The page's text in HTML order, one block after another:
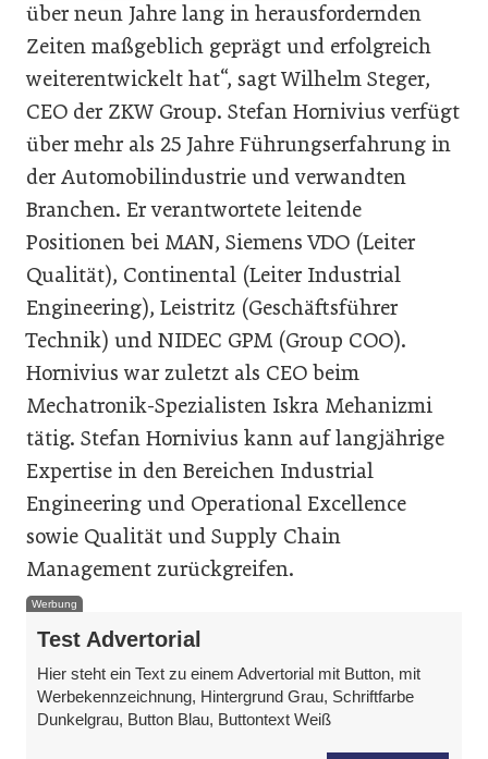
über neun Jahre lang in herausfordernden
Zeiten maßgeblich geprägt und erfolgreich
weiterentwickelt hat“, sagt Wilhelm Steger,
CEO der ZKW Group. Stefan Hornivius verfügt
über mehr als 25 Jahre Führungserfahrung in
der Automobilindustrie und verwandten
Branchen. Er verantwortete leitende
Positionen bei MAN, Siemens VDO (Leiter
Qualität), Continental (Leiter Industrial
Engineering), Leistritz (Geschäftsführer
Technik) und NIDEC GPM (Group COO).
Hornivius war zuletzt als CEO beim
Mechatronik-Spezialisten Iskra Mehanizmi
tätig. Stefan Hornivius kann auf langjährige
Expertise in den Bereichen Industrial
Engineering und Operational Excellence
sowie Qualität und Supply Chain
Management zurückgreifen.
Werbung
Test Advertorial
Hier steht ein Text zu einem Advertorial mit Button, mit
Werbekennzeichnung, Hintergrund Grau, Schriftfarbe
Dunkelgrau, Button Blau, Buttontext Weiß